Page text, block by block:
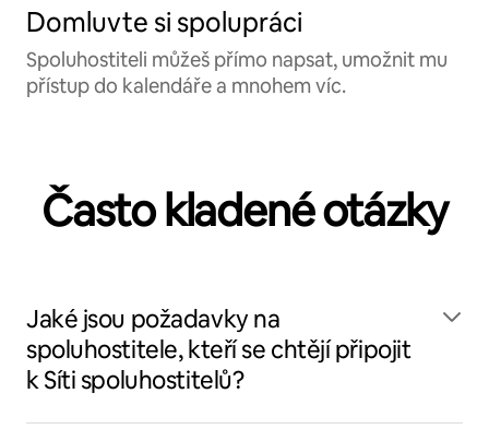
Domluvte si spolupráci
Spoluhostiteli můžeš přímo napsat, umožnit mu
přístup do kalendáře a mnohem víc.
Často kladené otázky
Jaké jsou požadavky na
spoluhostitele, kteří se chtějí připojit
k Síti spoluhostitelů?